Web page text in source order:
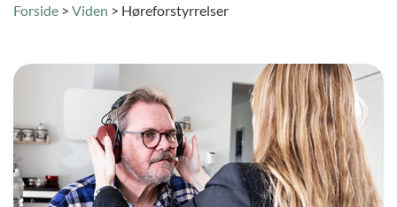
Forside > Viden > Høreforstyrrelser